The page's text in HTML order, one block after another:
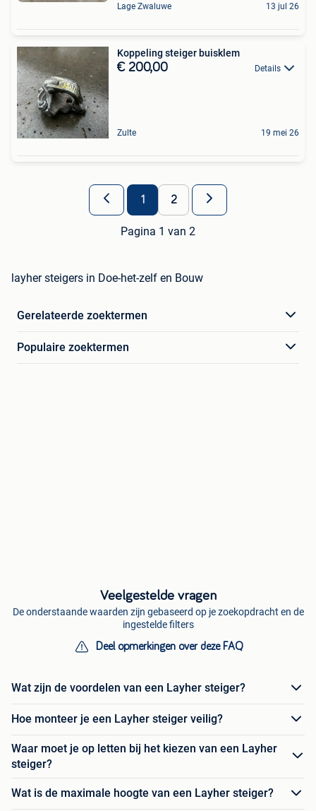
Lage Zwaluwe 13 jul 26
Koppeling steiger buisklem
€ 200,00 Details
Zulte 19 mei 26
1 2
Pagina 1 van 2
layher steigers in Doe-het-zelf en Bouw
Gerelateerde zoektermen
Populaire zoektermen
Veelgestelde vragen
De onderstaande waarden zijn gebaseerd op je zoekopdracht en de
ingestelde filters
Deel opmerkingen over deze FAQ
Wat zijn de voordelen van een Layher steiger?
Hoe monteer je een Layher steiger veilig?
Waar moet je op letten bij het kiezen van een Layher
steiger?
Wat is de maximale hoogte van een Layher steiger?